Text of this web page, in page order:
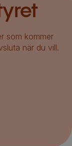
som kommer
när du vill.